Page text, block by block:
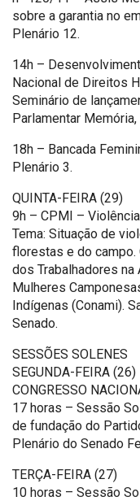
sobre a garantia no
Plenário 12.
14h –
Nacional de Direitos
Seminário de
Parlamentar
18h – Bancada
Plenário 3.
QUINTA-FEIRA (29)
9h – CPMI –
Tema: Situação de
florestas e do campo.
dos Trabalhadores
Mulheres
Indígenas (Conami).
Senado.
SESSÕES SOLENES
SEGUNDA-FEIRA (26)
CONGRESSO
17 horas – Sessão
de fundação do
Plenário do Senado
TERÇA-FEIRA (27)
10 horas – Sessão